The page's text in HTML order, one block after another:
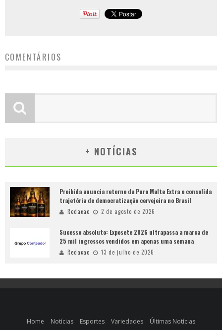
COMENTÁRIOS
+ NOTÍCIAS
Proibida anuncia retorno da Puro Malte Extra e consolida
trajetória de democratização cervejeira no Brasil
Redacao 2 de agosto de 2026
Sucesso absoluto: Exposete 2026 ultrapassa a marca de
25 mil ingressos vendidos em apenas uma semana
Redacao 13 de julho de 2026
Home Notícias Esportes Variedades Últimas Notícias